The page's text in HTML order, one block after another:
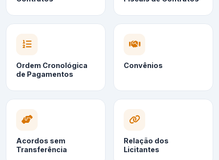
Ordem Cronológica
de Pagamentos
Convênios
Acordos sem
Transferência
Relação dos
Licitantes